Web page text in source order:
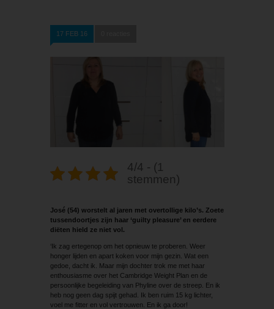
17 FEB 16
4/4 - (1
stemmen)
José (54) worstelt al jaren met over­tollige kilo’s. Zoete
tussendoortjes zijn haar ‘guilty pleasure’ en eerdere
diëten hield ze niet vol.
‘Ik zag ertegenop om het opnieuw te pro­beren. Weer
honger lijden en apart koken voor mijn gezin. Wat een
gedoe, dacht ik. Maar mijn dochter trok me met haar
enthousiasme over het Cambridge Weight Plan en de
persoonlijke begeleiding van Phyline over de streep. En ik
heb nog geen dag spijt gehad. Ik ben ruim 15 kg lichter,
voel me fitter en vol vertrouwen. En ik ga door!